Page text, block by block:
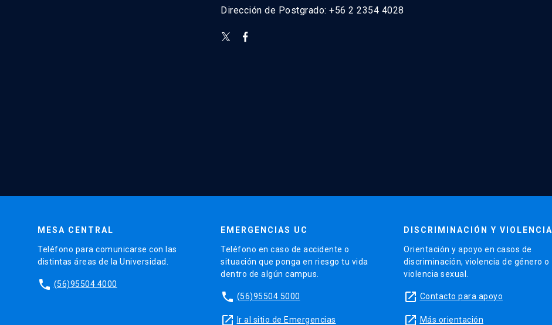
Dirección de Postgrado: +56 2 2354 4028
MESA CENTRAL
Teléfono para comunicarse con las
distintas áreas de la Universidad.
phone (56)95504 4000
EMERGENCIAS UC
Teléfono en caso de accidente o
situación que ponga en riesgo tu vida
dentro de algún campus.
phone (56)95504 5000
launch Ir al sitio de Emergencias
DISCRIMINACIÓN Y VIOLENCIA
Orientación y apoyo en casos de
discriminación, violencia de género o
violencia sexual.
launch Contacto para apoyo
launch Más orientación